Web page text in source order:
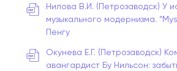
Нилова В.И. (Петрозаводск) У
музыкального модернизма.
Пенгу
Окунева Е.Г. (Петрозаводск)
авангардист Бу Нильсон: